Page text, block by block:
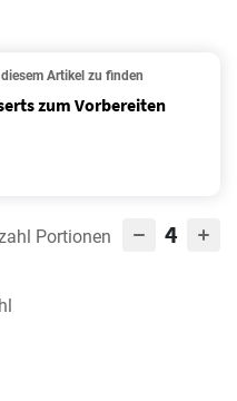
Artikel zu finden
zum Vorbereiten
Portionen 4